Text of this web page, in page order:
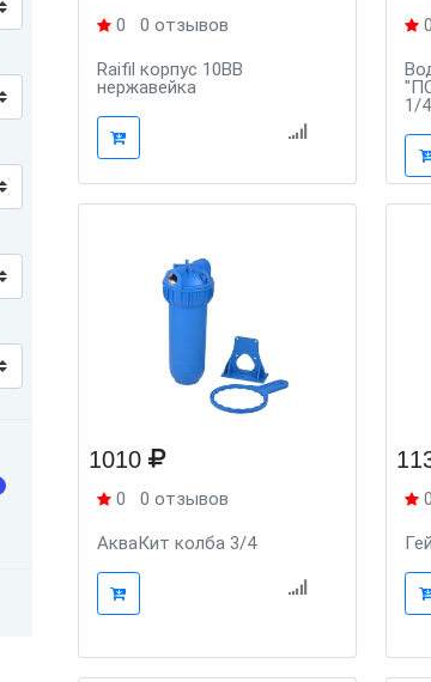
0 0 отзывов
Raifil корпус 10BB
нержавейка
0
1/
1010
0 0 отзывов
АкваКит колба 3/4
0